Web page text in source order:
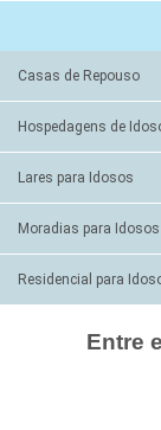
Casas de Repouso
Hospedagens de
Lares para Idosos
Moradias para Idosos
Residencial para
Entre